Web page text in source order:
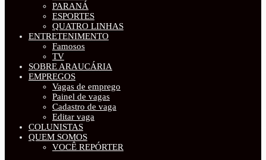
PARANÁ
ESPORTES
QUATRO LINHAS
ENTRETENIMENTO
Famosos
TV
SOBRE ARAUCÁRIA
EMPREGOS
Vagas de emprego
Painel de vagas
Cadastro de vaga
Editar vaga
COLUNISTAS
QUEM SOMOS
VOCÊ REPÓRTER